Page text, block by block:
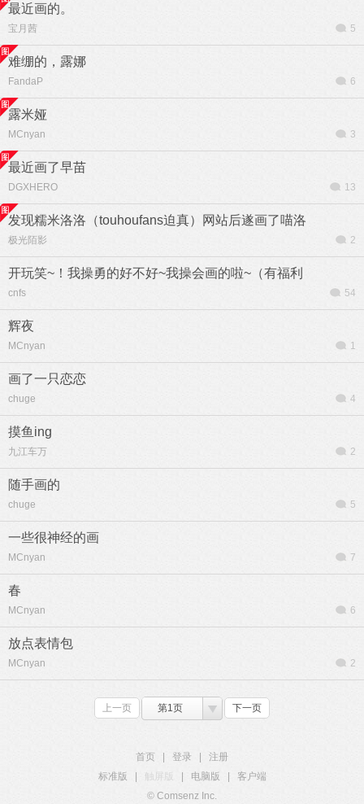
最近画的。
宝月茜 5
难绷的，露娜
FandaP 6
露米娅
MCnyan 3
最近画了早苗
DGXHERO 13
发现糯米洛洛（touhoufans迫真）网站后遂画了喵洛
极光陌影 2
开玩笑~！我操勇的好不好~我操会画的啦~（有福利
cnfs 54
辉夜
MCnyan 1
画了一只恋恋
chuge 4
摸鱼ing
九江车万 2
随手画的
chuge 5
一些很神经的画
MCnyan 7
春
MCnyan 6
放点表情包
MCnyan 2
上一页 第1页 下一页
首页 登录
注册
标准版
触屏版 电脑版
客户端
© Comsenz Inc.